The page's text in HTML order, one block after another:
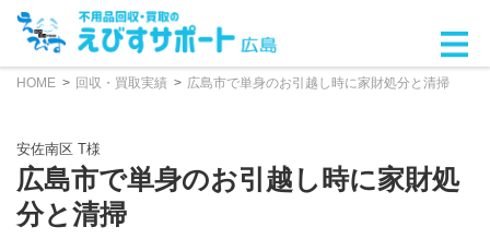
HOME 回収・買取実績 広島市で単身のお引越し時に家財処分と清掃
安佐南区 T様
広島市で単身のお引越し時に家財処
分と清掃